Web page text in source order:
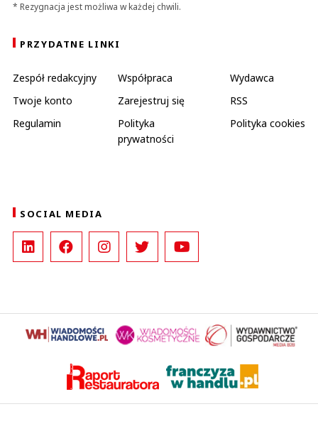
* Rezygnacja jest możliwa w każdej chwili.
PRZYDATNE LINKI
Zespół redakcyjny Współpraca
Wydawca
Twoje konto
Zarejestruj się
RSS
Regulamin
Polityka
prywatności
Polityka cookies
SOCIAL MEDIA